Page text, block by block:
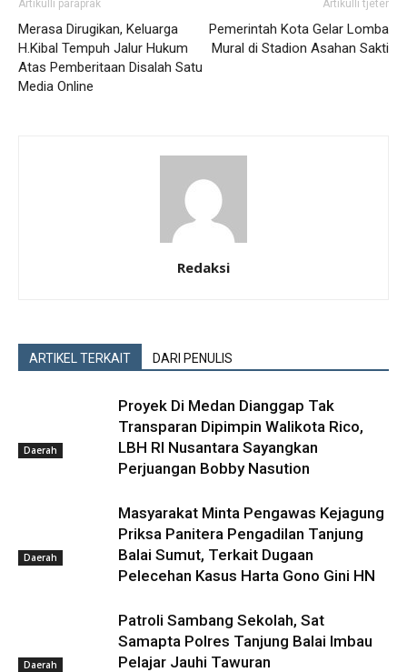
Artikulli paraprak
Merasa Dirugikan, Keluarga
H.Kibal Tempuh Jalur Hukum
Atas Pemberitaan Disalah Satu
Media Online
Artikulli tjetër
Pemerintah Kota Gelar Lomba
Mural di Stadion Asahan Sakti
Redaksi
ARTIKEL TERKAIT DARI PENULIS
Daerah
Proyek Di Medan Dianggap Tak
Transparan Dipimpin Walikota Rico,
LBH RI Nusantara Sayangkan
Perjuangan Bobby Nasution
Daerah
Masyarakat Minta Pengawas Kejagung
Priksa Panitera Pengadilan Tanjung
Balai Sumut, Terkait Dugaan
Pelecehan Kasus Harta Gono Gini HN
Daerah
Patroli Sambang Sekolah, Sat
Samapta Polres Tanjung Balai Imbau
Pelajar Jauhi Tawuran